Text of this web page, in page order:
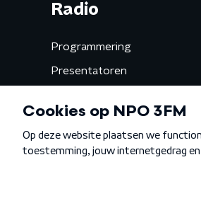
Radio
Programmering
Presentatoren
Gemist
Algemene voorwaarden